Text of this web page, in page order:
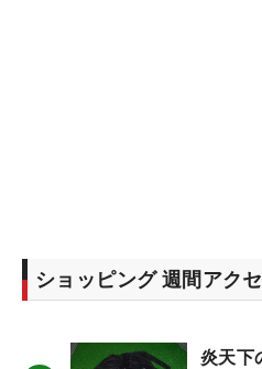
ショッピング 週間アク
炎天下